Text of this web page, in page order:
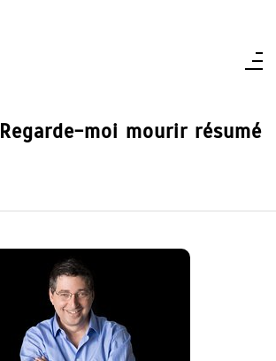
Regarde-moi mourir résumé